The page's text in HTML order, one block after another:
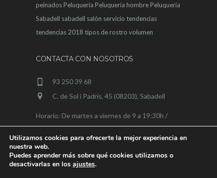
peinadosPeluquería Peluquería hombrePeluquería
Sabadell sabadell salón servicio tendencias
tendencias 2018 tipos de rostro volumen
CONTACTA CON NOSOTROS
93 250 39 68
C. de Sol i Padrís, 45 (08203), Sabadell
Horario: De martes a viernes de 9 a 19:30h /
sábados de 9 a 15h
Utilizamos cookies para ofrecerte la mejor experiencia en
nuestra web.
Puedes aprender más sobre qué cookies utilizamos o
desactivarlas en los ajustes.